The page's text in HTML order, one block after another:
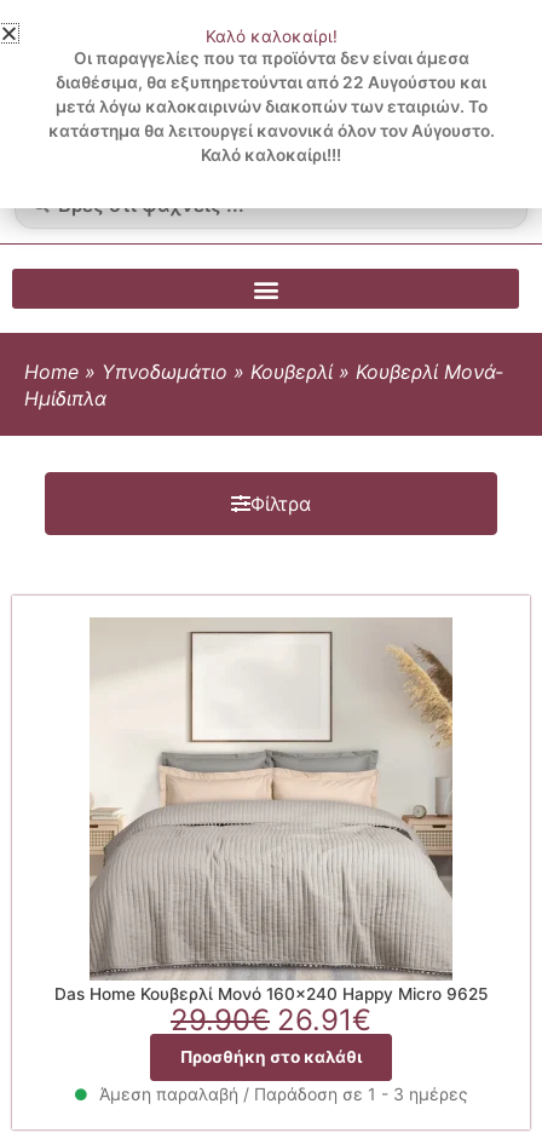
στο
περιεχόμενο
3 ΔΟΣΕΙΣ ΧΩΡΙΣ ΠΙΣΤΩΤΙΚΗ ΜΕ KLARNA
...
Λογαριασμός
Blog
0.00€
0
Cart
Home » Υπνοδωμάτιο » Κουβερλί» Κουβερλί Μονά-
Ημίδιπλα
Φίλτρα
Das Home Κουβερλί Μονό 160×240 Happy Micro 9625
29.90€ Original
price
was:
29.90€.
26.91€
τρέχουσα
τιμή
είναι:
26.91€.
Προσθήκη στο καλάθι
Άμεση παραλαβή / Παράδοση σε 1 - 3 ημέρες
Καλό καλοκαίρι!
Οι παραγγελίες που τα προϊόντα δεν είναι άμεσα
διαθέσιμα, θα εξυπηρετούνται από 22 Αυγούστου και
μετά λόγω καλοκαιρινών διακοπών των εταιριών. Το
κατάστημα θα λειτουργεί κανονικά όλον τον Αύγουστο.
Καλό καλοκαίρι!!!